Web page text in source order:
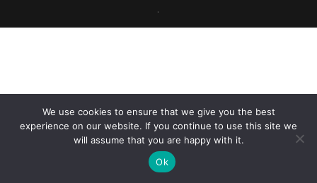
.
We use cookies to ensure that we give you the best
experience on our website. If you continue to use this site we
will assume that you are happy with it.
Ok